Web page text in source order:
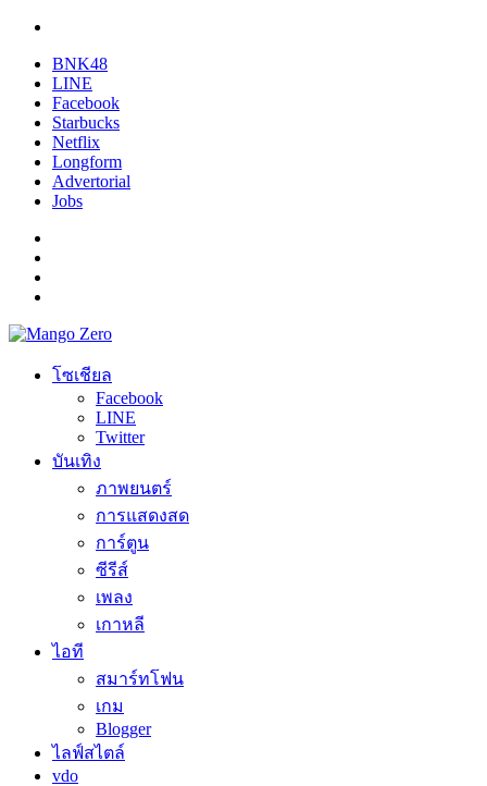
BNK48
LINE
Facebook
Starbucks
Netflix
Longform
Advertorial
Jobs
โซเชียล
Facebook
LINE
Twitter
บันเทิง
ภาพยนตร์
การแสดงสด
การ์ตูน
ซีรีส์
เพลง
เกาหลี
ไอที
สมาร์ทโฟน
เกม
Blogger
ไลฟ์สไตล์
vdo